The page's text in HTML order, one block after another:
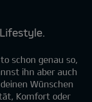
schon genau so,
ihn aber auch
Wünschen
Komfort oder